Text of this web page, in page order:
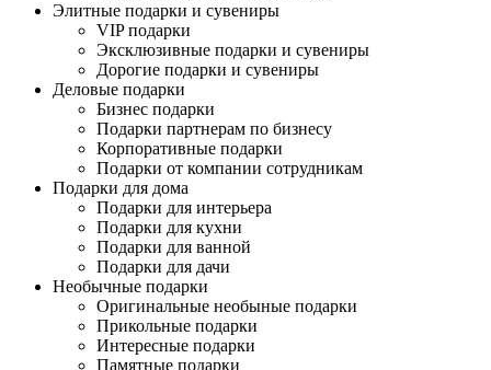
Элитные подарки и сувениры
VIP подарки
Эксклюзивные подарки и сувениры
Дорогие подарки и сувениры
Деловые подарки
Бизнес подарки
Подарки партнерам по бизнесу
Корпоративные подарки
Подарки от компании сотрудникам
Подарки для дома
Подарки для интерьера
Подарки для кухни
Подарки для ванной
Подарки для дачи
Необычные подарки
Оригинальные необыные подарки
Прикольные подарки
Интересные подарки
Памятные подарки